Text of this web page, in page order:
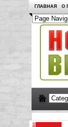
ГЛАВНАЯ О